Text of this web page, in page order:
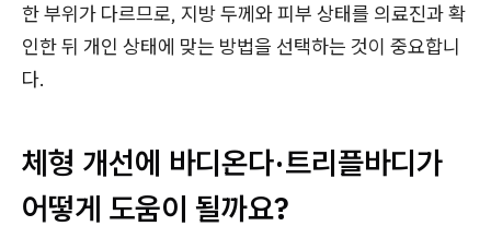
한 부위가 다르므로, 지방 두께와 피부 상태를 의료진과 확
인한 뒤 개인 상태에 맞는 방법을 선택하는 것이 중요합니
다.
체형 개선에 바디온다·트리플바디가
어떻게 도움이 될까요?